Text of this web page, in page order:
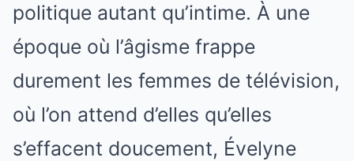
politique autant qu’intime. À une
époque où l’âgisme frappe
durement les femmes de télévision,
où l’on attend d’elles qu’elles
s’effacent doucement, Évelyne